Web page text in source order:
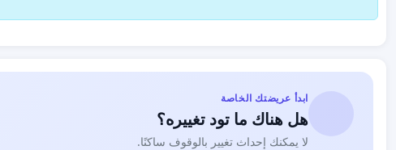
ابدأ عريضتك الخاصة
هل هناك ما تود تغييره؟
لا يمكنك إحداث تغيير بالوقوف ساكنًا.